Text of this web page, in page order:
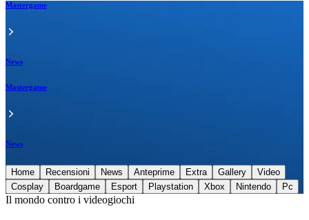
Mastergame
News
Mastergame
News
Home Recensioni News Anteprime Extra Gallery
Video
Cosplay
Boardgame Esport Playstation Xbox Nintendo Pc
Il mondo contro i videogiochi